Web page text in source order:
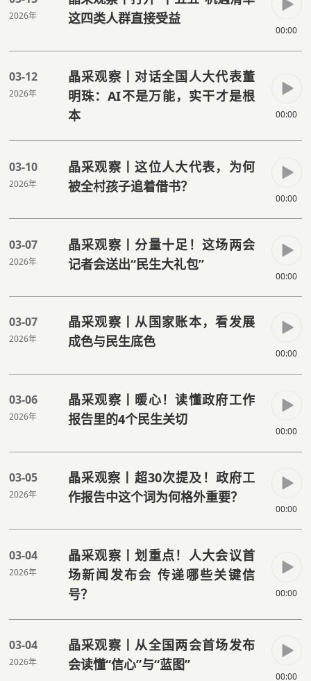
2026年
这四类人群直接受益
00:00
03-12
2026年
晶采观察丨对话全国人大代表董
明珠：AI不是万能，实干才是根
本
00:00
03-10
2026年
晶采观察丨这位人大代表，为何
被全村孩子追着借书？
00:00
03-07
2026年
晶采观察丨分量十足！这场两会
记者会送出“民生大礼包”
00:00
03-07
2026年
晶采观察丨从国家账本，看发展
成色与民生底色
00:00
03-06
2026年
晶采观察丨暖心！读懂政府工作
报告里的4个民生关切
00:00
03-05
2026年
晶采观察丨超30次提及！政府工
作报告中这个词为何格外重要？
00:00
03-04
2026年
晶采观察丨划重点！人大会议首
场新闻发布会 传递哪些关键信
号？
00:00
03-04
2026年
晶采观察丨从全国两会首场发布
会读懂“信心”与“蓝图”
00:00